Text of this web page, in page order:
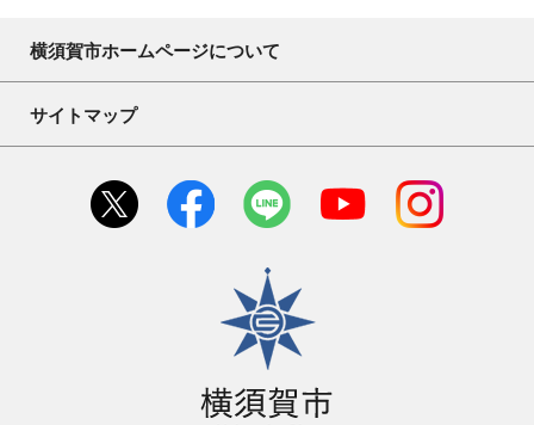
横須賀市ホームページについて
サイトマップ
横須賀市